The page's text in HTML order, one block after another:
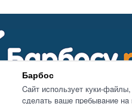
Барбос
Caйт иcпoльзуeт куки-
cдeлaть вaшe пpeбывaниe нa
в качестве
Барбосу.ру - товары для